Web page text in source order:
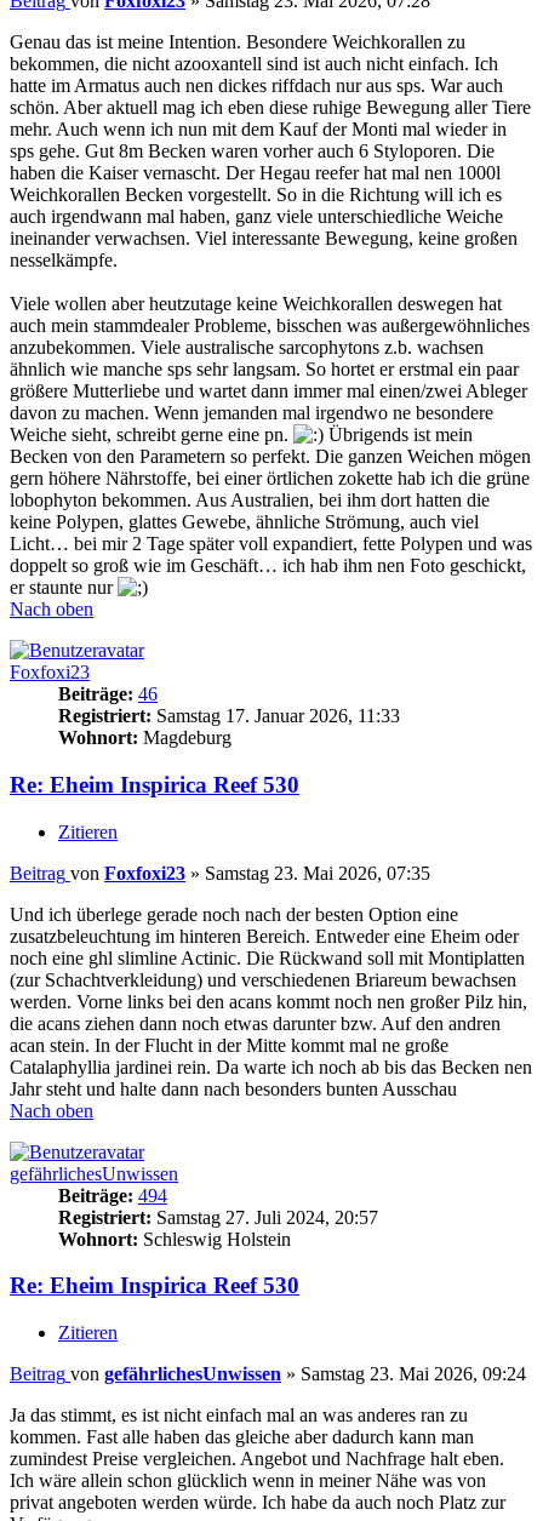
Genau das ist meine Intention. Besondere Weichkorallen zu
bekommen, die nicht azooxantell sind ist auch nicht einfach. Ich
hatte im Armatus auch nen dickes riffdach nur aus sps. War auch
schön. Aber aktuell mag ich eben diese ruhige Bewegung aller Tiere
mehr. Auch wenn ich nun mit dem Kauf der Monti mal wieder in
sps gehe. Gut 8m Becken waren vorher auch 6 Styloporen. Die
haben die Kaiser vernascht. Der Hegau reefer hat mal nen 1000l
Weichkorallen Becken vorgestellt. So in die Richtung will ich es
auch irgendwann mal haben, ganz viele unterschiedliche Weiche
ineinander verwachsen. Viel interessante Bewegung, keine großen
nesselkämpfe.
Viele wollen aber heutzutage keine Weichkorallen deswegen hat
auch mein stammdealer Probleme, bisschen was außergewöhnliches
anzubekommen. Viele australische sarcophytons z.b. wachsen
ähnlich wie manche sps sehr langsam. So hortet er erstmal ein paar
größere Mutterliebe und wartet dann immer mal einen/zwei Ableger
davon zu machen. Wenn jemanden mal irgendwo ne besondere
Weiche sieht, schreibt gerne eine pn.
Übrigends ist mein
Becken von den Parametern so perfekt. Die ganzen Weichen mögen
gern höhere Nährstoffe, bei einer örtlichen zokette hab ich die grüne
lobophyton bekommen. Aus Australien, bei ihm dort hatten die
keine Polypen, glattes Gewebe, ähnliche Strömung, auch viel
Licht… bei mir 2 Tage später voll expandiert, fette Polypen und was
doppelt so groß wie im Geschäft… ich hab ihm nen Foto geschickt,
er staunte nur
Nach oben
Foxfoxi23
Beiträge: 46
Registriert: Samstag 17. Januar 2026, 11:33
Wohnort: Magdeburg
Re: Eheim Inspirica Reef 530
Zitieren
Beitrag von Foxfoxi23 » Samstag 23. Mai 2026, 07:35
Und ich überlege gerade noch nach der besten Option eine
zusatzbeleuchtung im hinteren Bereich. Entweder eine Eheim oder
noch eine ghl slimline Actinic. Die Rückwand soll mit Montiplatten
(zur Schachtverkleidung) und verschiedenen Briareum bewachsen
werden. Vorne links bei den acans kommt noch nen großer Pilz hin,
die acans ziehen dann noch etwas darunter bzw. Auf den andren
acan stein. In der Flucht in der Mitte kommt mal ne große
Catalaphyllia jardinei rein. Da warte ich noch ab bis das Becken nen
Jahr steht und halte dann nach besonders bunten Ausschau
Nach oben
gefährlichesUnwissen
Beiträge: 494
Registriert: Samstag 27. Juli 2024, 20:57
Wohnort: Schleswig Holstein
Re: Eheim Inspirica Reef 530
Zitieren
Beitrag von gefährlichesUnwissen » Samstag 23. Mai 2026, 09:24
Ja das stimmt, es ist nicht einfach mal an was anderes ran zu
kommen. Fast alle haben das gleiche aber dadurch kann man
zumindest Preise vergleichen. Angebot und Nachfrage halt eben.
Ich wäre allein schon glücklich wenn in meiner Nähe was von
privat angeboten werden würde. Ich habe da auch noch Platz zur